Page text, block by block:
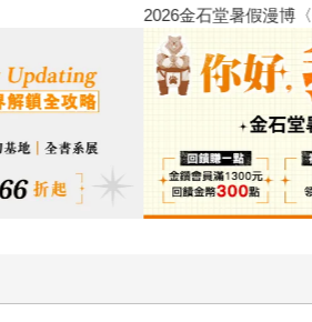
2026金石堂